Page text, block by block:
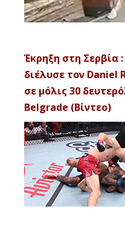
Έκρηξη στη Σερβία
διέλυσε τον Daniel
σε μόλις 30
Belgrade (Βίντεο)